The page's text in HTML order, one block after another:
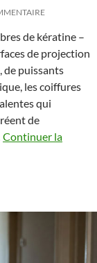
de kératine –
de projection
de puissants
les coiffures
qui
de
Continuer la